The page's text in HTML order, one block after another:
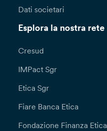
Dati societari
Esplora la nostra rete
Cresud
IMPact Sgr
Etica Sgr
Fiare Banca Etica
Fondazione Finanza Etica